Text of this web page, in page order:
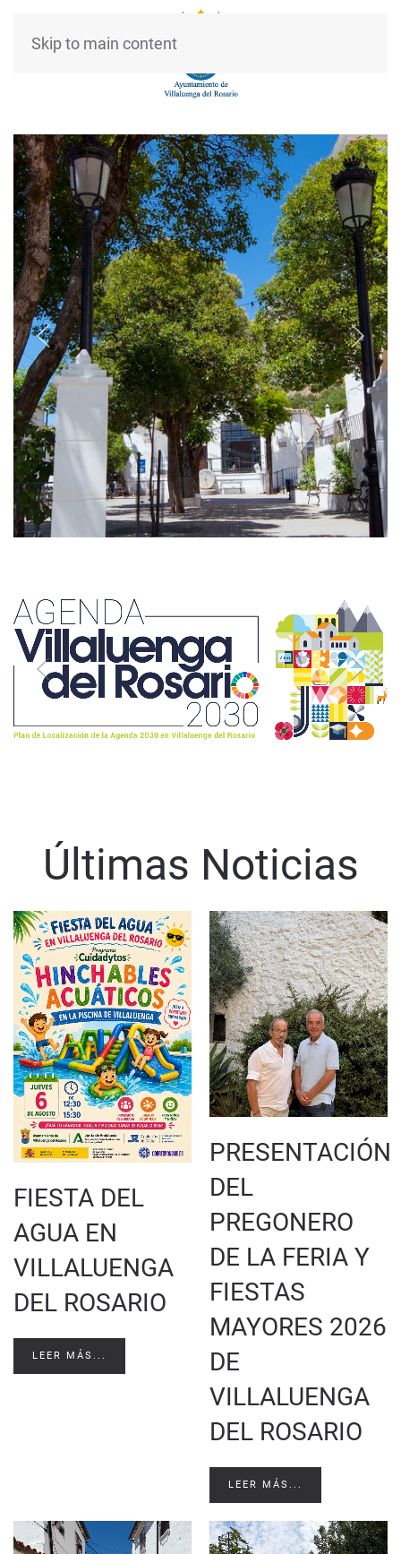
Skip to main content
Últimas Noticias
FIESTA DEL
AGUA EN
VILLALUENGA
DEL ROSARIO
LEER MÁS...
PRESENTACIÓN
DEL
PREGONERO
DE LA FERIA Y
FIESTAS
MAYORES 2026
DE
VILLALUENGA
DEL ROSARIO
LEER MÁS...